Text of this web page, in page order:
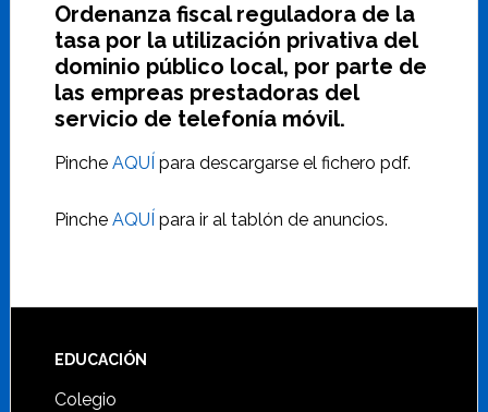
Ordenanza fiscal reguladora de la
tasa por la utilización privativa del
dominio público local, por parte de
las empreas prestadoras del
servicio de telefonía móvil.
Pinche AQUÍ para descargarse el fichero pdf.
Pinche AQUÍ para ir al tablón de anuncios.
Footer
EDUCACIÓN
Colegio